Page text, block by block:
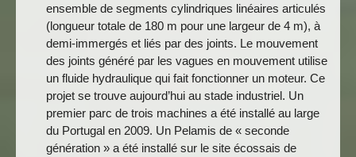
ensemble de segments cylindriques linéaires articulés
(longueur totale de 180 m pour une largeur de 4 m), à
demi-immergés et liés par des joints. Le mouvement
des joints généré par les vagues en mouvement utilise
un fluide hydraulique qui fait fonctionner un moteur. Ce
projet se trouve aujourd’hui au stade industriel. Un
premier parc de trois machines a été installé au large
du Portugal en 2009. Un Pelamis de « seconde
génération » a été installé sur le site écossais de